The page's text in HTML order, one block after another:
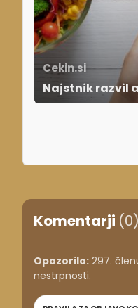
Cekin.si
Najstnik razvil
Komentarji (0)
Opozorilo: 297.
nestrpnosti.